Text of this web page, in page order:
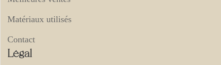
Matériaux utilisés
Contact
Légal